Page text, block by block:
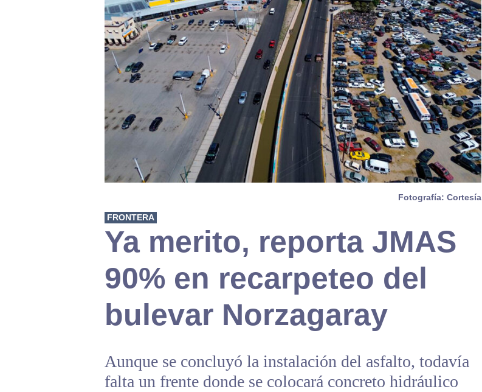
Fotografía: Cortesía
FRONTERA
Ya merito, reporta JMAS
90% en recarpeteo del
bulevar Norzagaray
Aunque se concluyó la instalación del asfalto, todavía
falta un frente donde se colocará concreto hidráulico